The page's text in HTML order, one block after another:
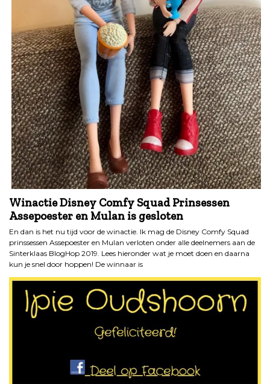
Winactie Disney Comfy Squad Prinsessen
Assepoester en Mulan is gesloten
En dan is het nu tijd voor de winactie. Ik mag de Disney Comfy Squad
prinssessen Assepoester en Mulan verloten onder alle deelnemers aan de
Sinterklaas BlogHop 2019. Lees hieronder wat je moet doen en daarna
kun je snel door hoppen! De winnaar is